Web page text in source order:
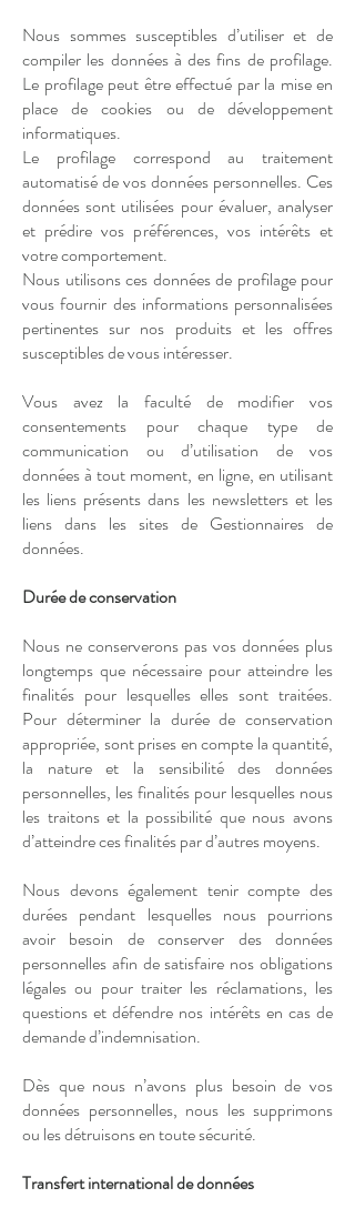
Nous sommes susceptibles d’utiliser et de
compiler les données à des fins de profilage.
Le profilage peut être effectué par la mise en
place de cookies ou de développement
informatiques.
Le profilage correspond au traitement
automatisé de vos données personnelles. Ces
données sont utilisées pour évaluer, analyser
et prédire vos préférences, vos intérêts et
votre comportement.
Nous utilisons ces données de profilage pour
vous fournir des informations personnalisées
pertinentes sur nos produits et les offres
susceptibles de vous intéresser.
Vous avez la faculté de modifier vos
consentements pour chaque type de
communication ou d’utilisation de vos
données à tout moment, en ligne, en utilisant
les liens présents dans les newsletters et les
liens dans les sites de Gestionnaires de
données.
Durée de conservation
Nous ne conserverons pas vos données plus
longtemps que nécessaire pour atteindre les
finalités pour lesquelles elles sont traitées.
Pour déterminer la durée de conservation
appropriée, sont prises en compte la quantité,
la nature et la sensibilité des données
personnelles, les finalités pour lesquelles nous
les traitons et la possibilité que nous avons
d’atteindre ces finalités par d’autres moyens.
Nous devons également tenir compte des
durées pendant lesquelles nous pourrions
avoir besoin de conserver des données
personnelles afin de satisfaire nos obligations
légales ou pour traiter les réclamations, les
questions et défendre nos intérêts en cas de
demande d’indemnisation.
Dès que nous n’avons plus besoin de vos
données personnelles, nous les supprimons
ou les détruisons en toute sécurité.
Transfert international de données